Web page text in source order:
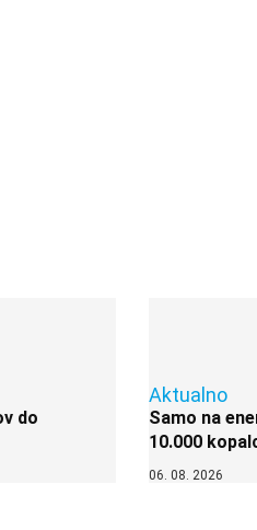
do
Aktualno
Samo na
10.000
06. 08. 2026